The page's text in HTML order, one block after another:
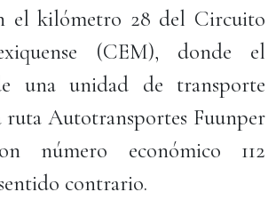
el kilómetro 28 del Circuito
(CEM), donde el
una unidad de transporte
Autotransportes Fuunper
número económico 112
contrario.